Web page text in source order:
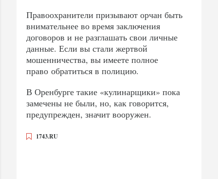
Правоохранители призывают орчан быть
внимательнее во время заключения
договоров и не разглашать свои личные
данные. Если вы стали жертвой
мошенничества, вы имеете полное
право обратиться в полицию.
В Оренбурге такие «кулинарщики» пока
замечены не были, но, как говорится,
предупрежден, значит вооружен.
1743.RU